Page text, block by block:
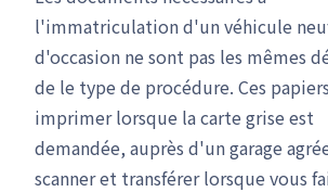
l'immatriculation d'un véhicule
d'occasion ne sont pas les mêmes
de le type de procédure. Ces
imprimer lorsque la carte grise est
demandée, auprès d'un garage
scanner et transférer lorsque vous